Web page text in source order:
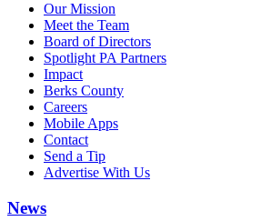
Our Mission
Meet the Team
Board of Directors
Spotlight PA Partners
Impact
Berks County
Careers
Mobile Apps
Contact
Send a Tip
Advertise With Us
News